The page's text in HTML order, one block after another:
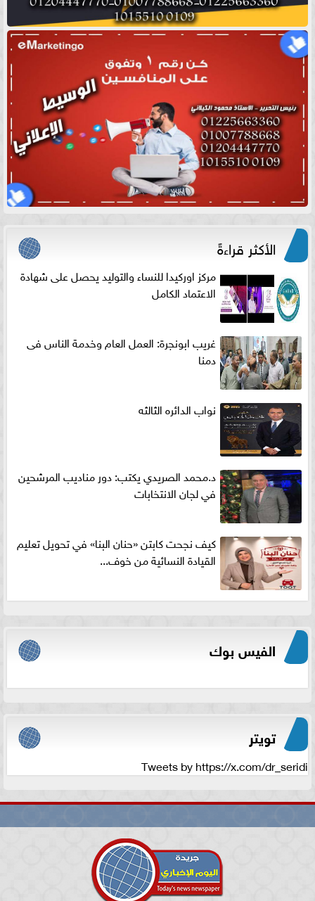
الأكثر قراءةً
مركز اوركيدا للنساء والتوليد يحصل على شهادة
الاعتماد الكامل
غريب ابونجرة: العمل العام وخدمة الناس فى
دمنا
نواب الدائره الثالثه
د.محمد الصريدي يكتب: دور مناديب المرشحين
في لجان الانتخابات
كيف نجحت كابتن «حنان البنا» في تحويل تعليم
القيادة النسائية من خوف...
الفيس بوك
تويتر
Tweets by https://x.com/dr_seridi